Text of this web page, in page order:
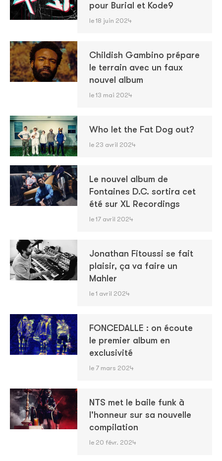
pour Burial et Kode9
le 18 juin 2024
Childish Gambino prépare
le terrain avec un faux
nouvel album
le 13 mai 2024
Who let the Fat Dog out?
le 23 avril 2024
Le nouvel album de
Fontaines D.C. sortira cet
été sur XL Recordings
le 17 avril 2024
Jonathan Fitoussi se fait
plaisir, ça va faire un
Mahler
le 1 avril 2024
FONCEDALLE : on écoute
le premier album en
exclusivité
le 7 mars 2024
NTS met le baile funk à
l'honneur sur sa nouvelle
compilation
le 20 févr. 2024